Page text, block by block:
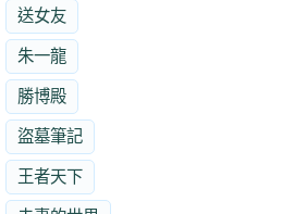
送女友
朱一龍
勝博殿
盜墓筆記
王者天下